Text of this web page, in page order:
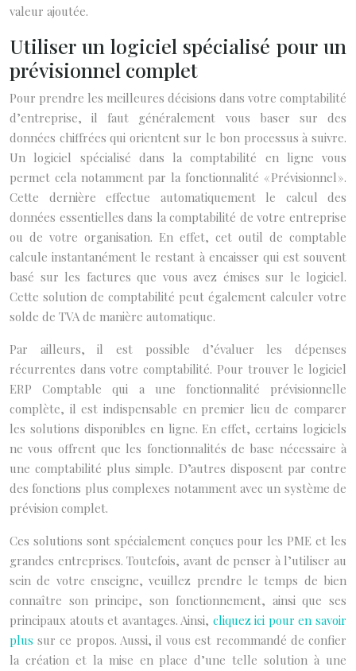
valeur ajoutée.
Utiliser un logiciel spécialisé pour un
prévisionnel complet
Pour prendre les meilleures décisions dans votre comptabilité
d’entreprise, il faut généralement vous baser sur des
données chiffrées qui orientent sur le bon processus à suivre.
Un logiciel spécialisé dans la comptabilité en ligne vous
permet cela notamment par la fonctionnalité « Prévisionnel ».
Cette dernière effectue automatiquement le calcul des
données essentielles dans la comptabilité de votre entreprise
ou de votre organisation. En effet, cet outil de comptable
calcule instantanément le restant à encaisser qui est souvent
basé sur les factures que vous avez émises sur le logiciel.
Cette solution de comptabilité peut également calculer votre
solde de TVA de manière automatique.
Par ailleurs, il est possible d’évaluer les dépenses
récurrentes dans votre comptabilité. Pour trouver le logiciel
ERP Comptable qui a une fonctionnalité prévisionnelle
complète, il est indispensable en premier lieu de comparer
les solutions disponibles en ligne. En effet, certains logiciels
ne vous offrent que les fonctionnalités de base nécessaire à
une comptabilité plus simple. D’autres disposent par contre
des fonctions plus complexes notamment avec un système de
prévision complet.
Ces solutions sont spécialement conçues pour les PME et les
grandes entreprises. Toutefois, avant de penser à l’utiliser au
sein de votre enseigne, veuillez prendre le temps de bien
connaître son principe, son fonctionnement, ainsi que ses
principaux atouts et avantages. Ainsi, cliquez ici pour en savoir
plus sur ce propos. Aussi, il vous est recommandé de confier
la création et la mise en place d’une telle solution à une